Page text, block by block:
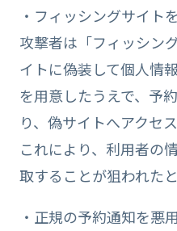
・フィッシングサイト
攻撃者は「フィッシン
イトに偽装して個人情
を用意したうえで、予
り、偽サイトへアクセ
これにより、利用者の
取することが狙われた
・正規の予約通知を悪